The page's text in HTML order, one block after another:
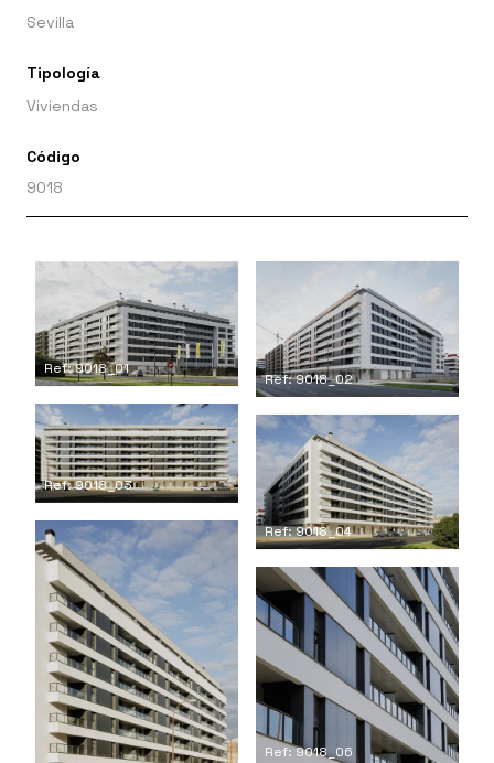
Sevilla
Tipología
Viviendas
Código
9018
Ref: 9018_01
Ref: 9018_02
Ref: 9018_03
Ref: 9018_04
Ref: 9018_06